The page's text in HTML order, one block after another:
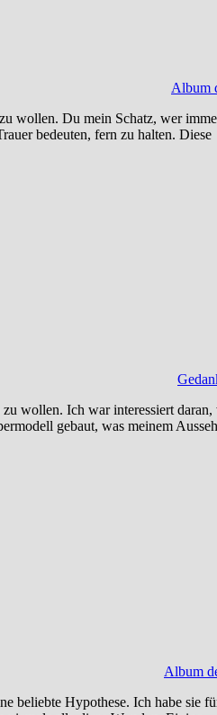
Album
wollen. Du mein Schatz, wer
bedeuten, fern zu halten. Diese
wollen. Ich war interessiert
gebaut, was meinem
Album
beliebte Hypothese. Ich habe sie